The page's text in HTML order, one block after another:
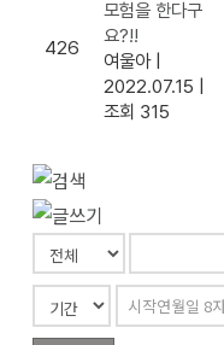
426
모험을 한다구
요?!!
여울아
2022.07.15
조회 315